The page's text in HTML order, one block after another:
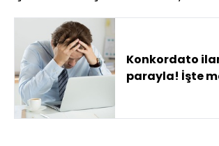
Konkordato
parayla! İşte